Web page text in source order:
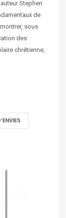
Stephen
de
sous
des
chrétienne,